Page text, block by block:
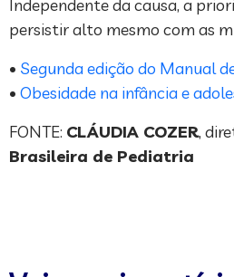
Independente da causa, a
persistir alto mesmo com as
• Segunda edição do Manual
• Obesidade na infância e
FONTE: CLÁUDIA COZER,
Brasileira de Pediatria